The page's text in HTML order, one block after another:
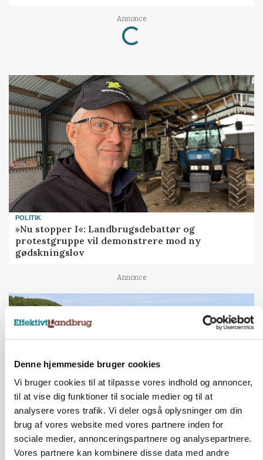
Denne hjemmeside bruger cookies
Vi bruger cookies til at tilpasse vores indhold og annoncer,
til at vise dig funktioner til sociale medier og til at
analysere vores trafik. Vi deler også oplysninger om din
brug af vores website med vores partnere inden for
sociale medier, annonceringspartnere og analysepartnere.
Vores partnere kan kombinere disse data med andre
Annonce
Loading...
POLITIK
»Nu stopper I«: Landbrugsdebattør og
protestgruppe vil demonstrere mod ny
gødskningslov
Annonce
KVÆG
Snart kan man søge tilskud til naturprojekter